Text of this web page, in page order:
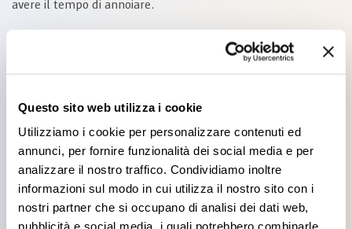
Questo sito web utilizza i cookie
Utilizziamo i cookie per personalizzare contenuti ed
annunci, per fornire funzionalità dei social media e per
analizzare il nostro traffico. Condividiamo inoltre
informazioni sul modo in cui utilizza il nostro sito con i
nostri partner che si occupano di analisi dei dati web,
pubblicità e social media, i quali potrebbero combinarle
avere il tempo di annoiare.
NERO È ELEGANZA
Quando troverò un colore più scuro del nero, lo indosserò.
Ma fino a quel momento, io mi vestirò di nero!».
Coco Chanel
Il nero nella moda oggi è ormai simbolo di eleganzagrazie al
lavoro di stilisti come Coco Chanel o Giorgio Armani, che ne